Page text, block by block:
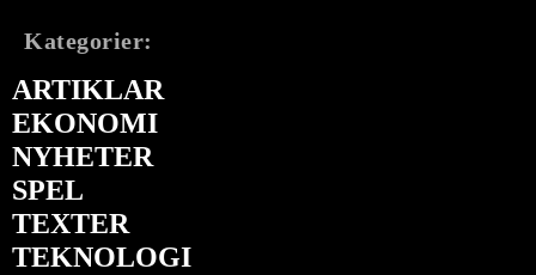
Kategorier:
ARTIKLAR
EKONOMI
NYHETER
SPEL
TEXTER
TEKNOLOGI